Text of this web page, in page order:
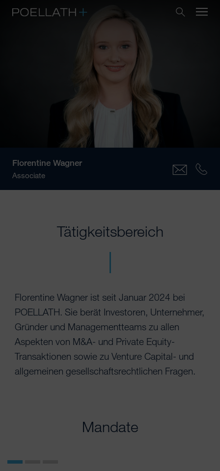
Florentine Wagner
Associate
Tätigkeitsbereich
Florentine Wagner ist seit Januar 2024 bei
POELLATH. Sie berät Investoren, Unternehmer,
Gründer und Managementteams zu allen
Aspekten von M&A- und Private Equity-
Transaktionen sowie zu Venture Capital- und
allgemeinen gesellschaftsrechtlichen Fragen.
Mandate